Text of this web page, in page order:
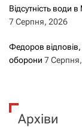
Відсутність води
7 Серпня, 2026
Федоров відповів,
оборони 7
Архіви